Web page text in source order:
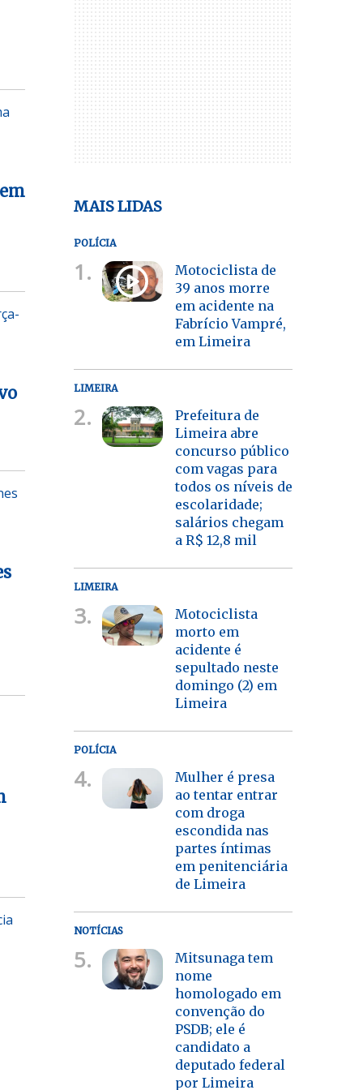
MAIS LIDAS
POLÍCIA
1.
Motociclista de
39 anos morre
em acidente na
Fabrício Vampré,
em Limeira
LIMEIRA
2.
Prefeitura de
Limeira abre
concurso público
com vagas para
todos os níveis de
escolaridade;
salários chegam
a R$ 12,8 mil
LIMEIRA
3.
Motociclista
morto em
acidente é
sepultado neste
domingo (2) em
Limeira
POLÍCIA
4.
Mulher é presa
ao tentar entrar
com droga
escondida nas
partes íntimas
em penitenciária
de Limeira
NOTÍCIAS
5.
Mitsunaga tem
nome
homologado em
convenção do
PSDB; ele é
candidato a
deputado federal
por Limeira